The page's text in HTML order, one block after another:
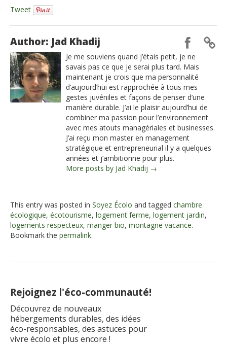
Tweet
Author: Jad Khadij
Je me souviens quand j’étais petit, je ne
savais pas ce que je serai plus tard. Mais
maintenant je crois que ma personnalité
d’aujourd’hui est rapprochée à tous mes
gestes juvéniles et façons de penser d’une
manière durable. J’ai le plaisir aujourd’hui de
combiner ma passion pour l’environnement
avec mes atouts managériales et businesses.
J’ai reçu mon master en management
stratégique et entrepreneurial il y a quelques
années et j’ambitionne pour plus.
More posts by Jad Khadij →
This entry was posted in Soyez Écolo and tagged chambre
écologique, écotourisme, logement ferme, logement jardin,
logements respecteux, manger bio, montagne vacance.
Bookmark the permalink.
Rejoignez l'éco-communauté!
Découvrez de nouveaux
hébergements durables, des idées
éco-responsables, des astuces pour
vivre écolo et plus encore !